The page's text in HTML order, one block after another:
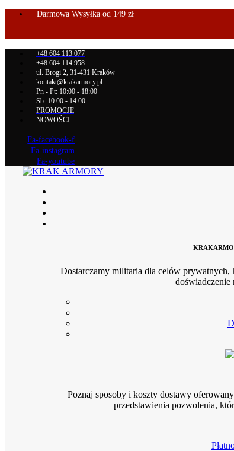
Darmowa Wysyłka od 149 zł
+48 604 113 077
+48 604 114 958
ul. Brogi 2, 31-431 Kraków
kontakt@krakarmory.pl
Pn - Pt: 10:00 - 18:00
Sb: 10:00 - 14:00
PROMOCJE
NOWOŚCI
Fa-facebook-f
Fa-instagram
Fa-youtube
Dostarczamy militaria dla celów
doświadczenie
Poznaj sposoby i koszty dostawy
przedstawienia pozwolenia,